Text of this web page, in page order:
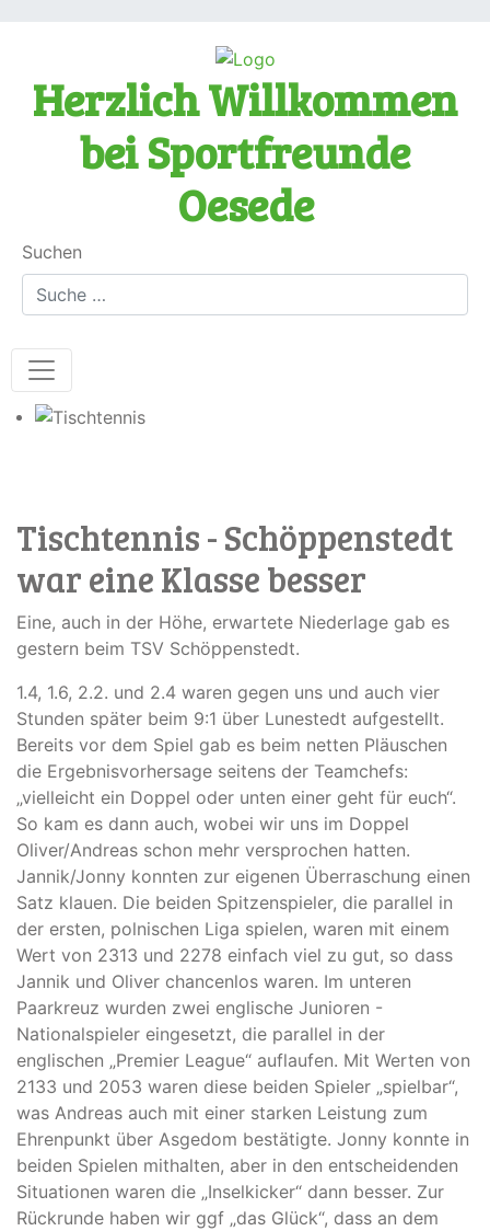
Herzlich Willkommen
bei Sportfreunde
Oesede
Suchen
Tischtennis - Schöppenstedt
war eine Klasse besser
Eine, auch in der Höhe, erwartete Niederlage gab es
gestern beim TSV Schöppenstedt.
1.4, 1.6, 2.2. und 2.4 waren gegen uns und auch vier
Stunden später beim 9:1 über Lunestedt aufgestellt.
Bereits vor dem Spiel gab es beim netten Pläuschen
die Ergebnisvorhersage seitens der Teamchefs:
„vielleicht ein Doppel oder unten einer geht für euch“.
So kam es dann auch, wobei wir uns im Doppel
Oliver/Andreas schon mehr versprochen hatten.
Jannik/Jonny konnten zur eigenen Überraschung einen
Satz klauen. Die beiden Spitzenspieler, die parallel in
der ersten, polnischen Liga spielen, waren mit einem
Wert von 2313 und 2278 einfach viel zu gut, so dass
Jannik und Oliver chancenlos waren. Im unteren
Paarkreuz wurden zwei englische Junioren -
Nationalspieler eingesetzt, die parallel in der
englischen „Premier League“ auflaufen. Mit Werten von
2133 und 2053 waren diese beiden Spieler „spielbar“,
was Andreas auch mit einer starken Leistung zum
Ehrenpunkt über Asgedom bestätigte. Jonny konnte in
beiden Spielen mithalten, aber in den entscheidenden
Situationen waren die „Inselkicker“ dann besser. Zur
Rückrunde haben wir ggf „das Glück“, dass an dem